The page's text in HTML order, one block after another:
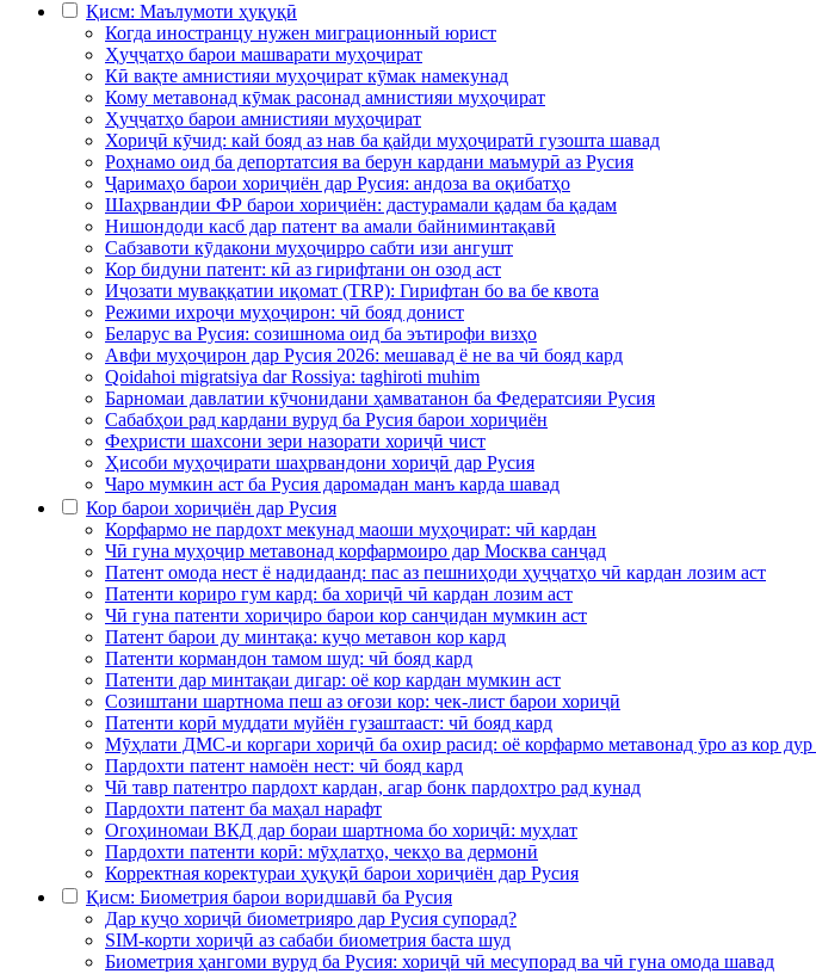
Қисм: Маълумоти ҳуқуқӣ
Когда иностранцу нужен миграционный юрист
Ҳуҷҷатҳо барои машварати муҳоҷират
Кӣ вақте амнистияи муҳоҷират кӯмак намекунад
Кому метавонад кӯмак расонад амнистияи муҳоҷират
Ҳуҷҷатҳо барои амнистияи муҳоҷират
Хориҷӣ кӯчид: кай бояд аз нав ба қайди муҳоҷиратӣ гузошта шавад
Роҳнамо оид ба депортатсия ва берун кардани маъмурӣ аз Русия
Ҷаримаҳо барои хориҷиён дар Русия: андоза ва оқибатҳо
Шаҳрвандии ФР барои хориҷиён: дастурамали қадам ба қадам
Нишондоди касб дар патент ва амали байниминтақавӣ
Сабзавоти кӯдакони муҳоҷирро сабти изи ангушт
Кор бидуни патент: кӣ аз гирифтани он озод аст
Иҷозати муваққатии иқомат (TRP): Гирифтан бо ва бе квота
Режими ихроҷи муҳоҷирон: чӣ бояд донист
Беларус ва Русия: созишнома оид ба эътирофи визҳо
Авфи муҳоҷирон дар Русия 2026: мешавад ё не ва чӣ бояд кард
Qoidahoi migratsiya dar Rossiya: taghiroti muhim
Барномаи давлатии кӯчонидани ҳамватанон ба Федератсияи Русия
Сабабҳои рад кардани вуруд ба Русия барои хориҷиён
Феҳристи шахсони зери назорати хориҷӣ чист
Ҳисоби муҳоҷирати шаҳрвандони хориҷӣ дар Русия
Чаро мумкин аст ба Русия даромадан манъ карда шавад
Кор барои хориҷиён дар Русия
Корфармо не пардохт мекунад маоши муҳоҷират: чӣ кардан
Чӣ гуна муҳоҷир метавонад корфармоиро дар Москва санҷад
Патент омода нест ё надидаанд: пас аз пешниҳоди ҳуҷҷатҳо чӣ кардан лозим аст
Патенти кориро гум кард: ба хориҷӣ чӣ кардан лозим аст
Чӣ гуна патенти хориҷиро барои кор санҷидан мумкин аст
Патент барои ду минтақа: куҷо метавон кор кард
Патенти кормандон тамом шуд: чӣ бояд кард
Патенти дар минтақаи дигар: оё кор кардан мумкин аст
Созиштани шартнома пеш аз оғози кор: чек-лист барои хориҷӣ
Патенти корӣ муддати муйён гузаштааст: чӣ бояд кард
Мӯҳлати ДМС-и коргари хориҷӣ ба охир расид: оё корфармо метавонад ӯро аз кор дур
Пардохти патент намоён нест: чӣ бояд кард
Чӣ тавр патентро пардохт кардан, агар бонк пардохтро рад кунад
Пардохти патент ба маҳал нарафт
Огоҳиномаи ВКД дар бораи шартнома бо хориҷӣ: муҳлат
Пардохти патенти корӣ: мӯҳлатҳо, чекҳо ва дермонӣ
Корректная коректураи ҳуқуқӣ барои хориҷиён дар Русия
Қисм: Биометрия барои воридшавӣ ба Русия
Дар куҷо хориҷӣ биометрияро дар Русия супорад?
SIM-корти хориҷӣ аз сабаби биометрия баста шуд
Биометрия ҳангоми вуруд ба Русия: хориҷӣ чӣ месупорад ва чӣ гуна омода шавад